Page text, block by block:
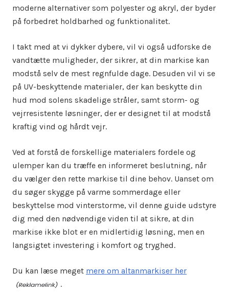
moderne alternativer som polyester og akryl, der byder
på forbedret holdbarhed og funktionalitet.
I takt med at vi dykker dybere, vil vi også udforske de
vandtætte muligheder, der sikrer, at din markise kan
modstå selv de mest regnfulde dage. Desuden vil vi se
på UV-beskyttende materialer, der kan beskytte din
hud mod solens skadelige stråler, samt storm- og
vejrresistente løsninger, der er designet til at modstå
kraftig vind og hårdt vejr.
Ved at forstå de forskellige materialers fordele og
ulemper kan du træffe en informeret beslutning, når
du vælger den rette markise til dine behov. Uanset om
du søger skygge på varme sommerdage eller
beskyttelse mod vinterstorme, vil denne guide udstyre
dig med den nødvendige viden til at sikre, at din
markise ikke blot er en midlertidig løsning, men en
langsigtet investering i komfort og tryghed.
Du kan læse meget mere om altanmarkiser her
.